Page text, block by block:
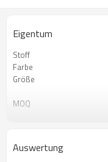
Eigentum
Stoff
Farbe
Größe
MOQ
Auswertung